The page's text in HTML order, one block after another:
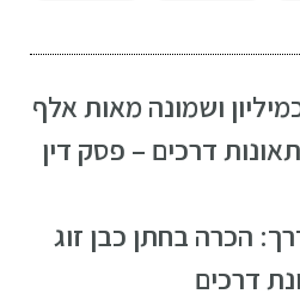
ושמונה מאות אלף
דרכים – פסק דין
הכרה בחתן כבן זוג
דרכים